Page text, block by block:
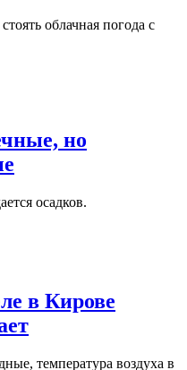
облачная погода с
но
осадков.
в Кирове
температура воздуха в